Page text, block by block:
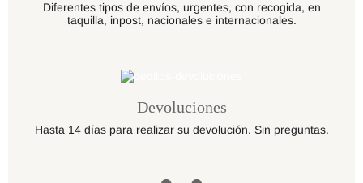
Diferentes tipos de envíos, urgentes, con recogida, en
taquilla, inpost, nacionales e internacionales.
Devoluciones
Hasta 14 días para realizar su devolución. Sin preguntas.